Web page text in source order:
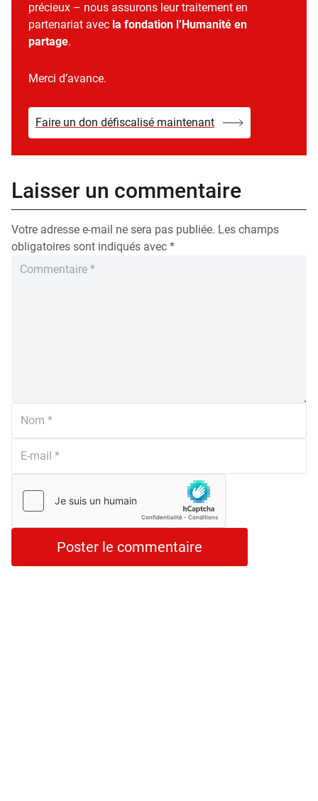
précieux – nous assurons leur traitement en
partenariat avec la fondation l’Humanité en
partage.
Merci d’avance.
Faire un don défiscalisé maintenant
Laisser un commentaire
Votre adresse e-mail ne sera pas publiée. Les champs
obligatoires sont indiqués avec *